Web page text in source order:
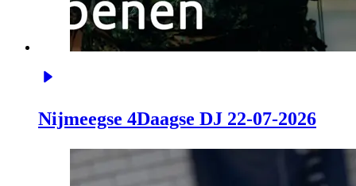
Nijmeegse 4Daagse DJ 22-07-2026